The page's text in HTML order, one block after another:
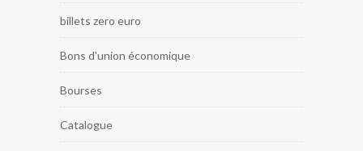
billets zero euro
Bons d'union économique
Bourses
Catalogue